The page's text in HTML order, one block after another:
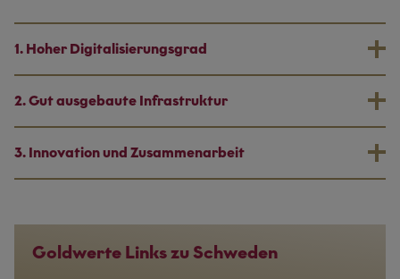
1. Hoher Digitalisierungsgrad
2. Gut ausgebaute Infrastruktur
3. Innovation und Zusammenarbeit
Goldwerte Links zu Schweden